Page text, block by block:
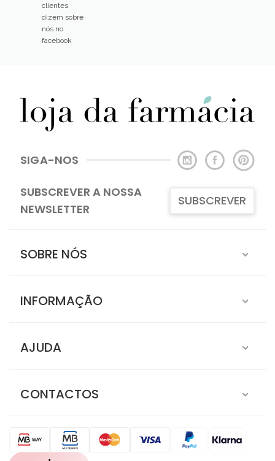
clientes
dizem sobre
nós no
facebook
SIGA-NOS
SUBSCREVER A NOSSA
NEWSLETTER
SUBSCREVER
SOBRE NÓS
INFORMAÇÃO
AJUDA
CONTACTOS